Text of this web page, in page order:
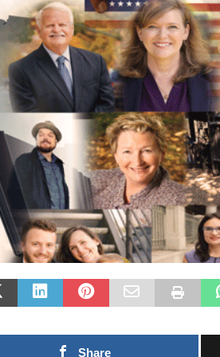
Share
a
dejó
Las Islas Malvinas
deporte: una
identidad,
pasión nacional
0SHARESShareTweet Por
Newsroom El deporte ha
de la historia, mucho más
competencia entre equipos
[...]